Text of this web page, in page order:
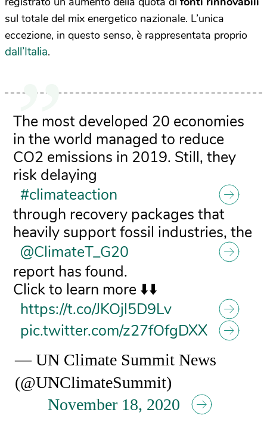
sul totale del mix energetico nazionale. L’unica
eccezione, in questo senso, è rappresentata proprio
dall’Italia.
The most developed 20 economies
in the world managed to reduce
CO2 emissions in 2019. Still, they
risk delaying
#climateaction
through recovery packages that
heavily support fossil industries, the
@ClimateT_G20
report has found.
Click to learn more ⬇️⬇️
https://t.co/JKOjl5D9Lv
pic.twitter.com/z27fOfgDXX
— UN Climate Summit News
(@UNClimateSummit)
November 18, 2020